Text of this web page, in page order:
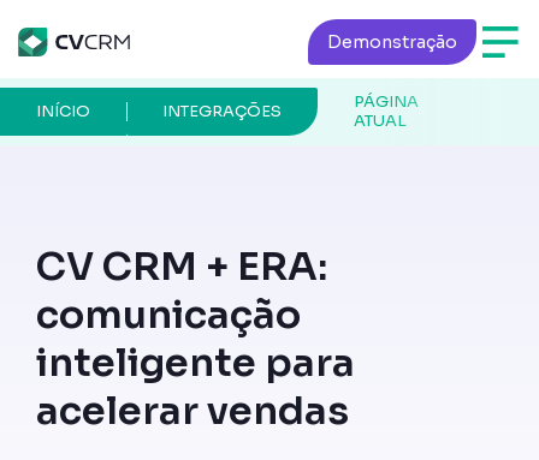
Demonstração
PÁGINA
ATUAL
INTEGRAÇÕES
INÍCIO
CV CRM + ERA:
comunicação
inteligente para
acelerar vendas